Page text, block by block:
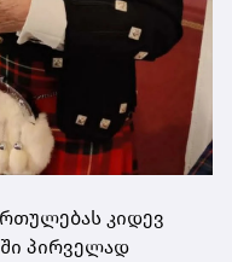
კიდევ
პირველად